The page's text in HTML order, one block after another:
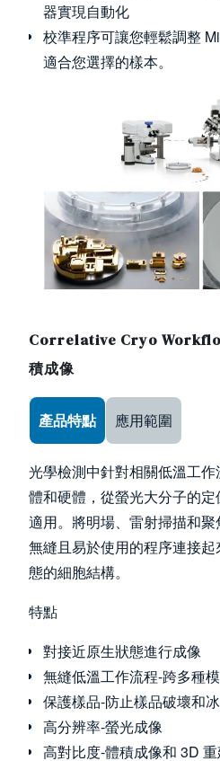
器實現自動化
校準程序可讓您輕鬆調整
適合您選擇的樣本。
Correlative Cryo
積成像
Use the arrow keys to
產品特點 應用範圍
光學檢測中針對相關低溫工
體和硬體，從螢光大分子的
適用。將明場、雷射掃描和
無縫且易於使用的程序連接
態的細胞結構。
特點
對接近原生狀態進行成像
無縫低溫工作流程-跨多種
保護樣品-防止樣品破壞和
高分辨率-螢光成像
高對比度-體積成像和 3D